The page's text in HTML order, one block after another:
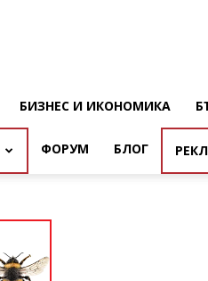
БИЗНЕС И ИКОНОМИКА
ФОРУМ БЛОГ